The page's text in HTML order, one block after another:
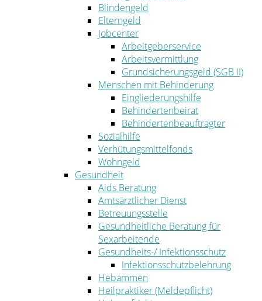
Blindengeld
Elterngeld
Jobcenter
Arbeitgeberservice
Arbeitsvermittlung
Grundsicherungsgeld (SGB II)
Menschen mit Behinderung
Eingliederungshilfe
Behindertenbeirat
Behindertenbeauftragter
Sozialhilfe
Verhütungsmittelfonds
Wohngeld
Gesundheit
Aids Beratung
Amtsärztlicher Dienst
Betreuungsstelle
Gesundheitliche Beratung für
Sexarbeitende
Gesundheits-/ Infektionsschutz
Infektionsschutzbelehrung
Hebammen
Heilpraktiker (Meldepflicht)